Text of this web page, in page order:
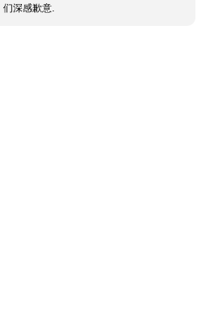
们深感歉意.